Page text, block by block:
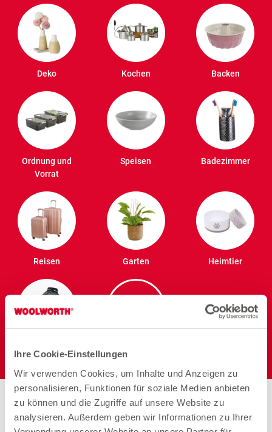
Ihre Cookie-Einstellungen
Wir verwenden Cookies, um Inhalte und Anzeigen zu
personalisieren, Funktionen für soziale Medien anbieten
zu können und die Zugriffe auf unsere Website zu
analysieren. Außerdem geben wir Informationen zu Ihrer
Deko Kochen Backen
Ordnung und
Vorrat
Speisen Badezimmer
Reisen Garten Heimtier
Elektro
Stores in der Nähe von
Woolworth – Pforzheim